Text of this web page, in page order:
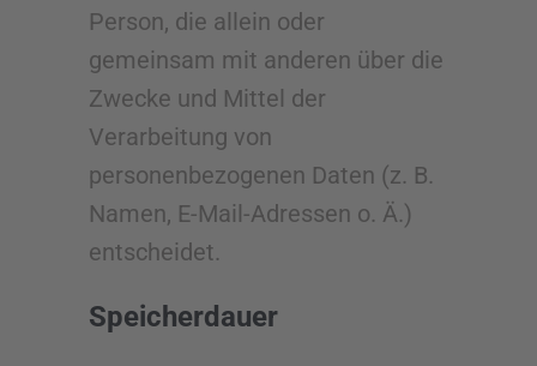
Person, die allein oder
gemeinsam mit anderen über die
Zwecke und Mittel der
Verarbeitung von
personenbezogenen Daten (z. B.
Namen, E-Mail-Adressen o. Ä.)
entscheidet.
Speicherdauer